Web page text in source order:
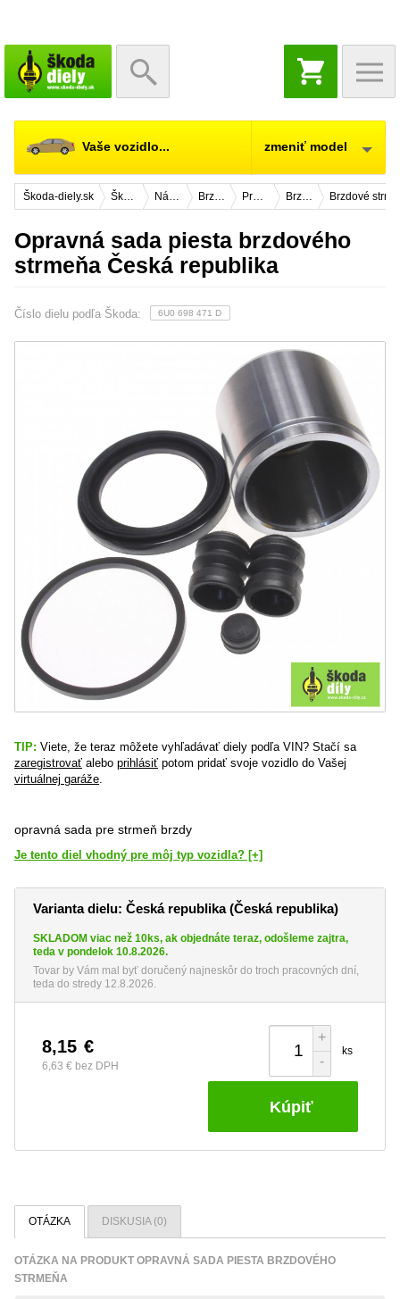
NÁKUPNÝ
KOŠÍK
Vaše vozidlo... zmeniť model
Škoda-diely.sk Škoda Felicia Náhradné diely Brzdový systém Predná náprava Brzdy 236x13mm Brzdové
Opravná sada piesta brzdového
strmeňa Česká republika
Číslo dielu podľa Škoda: 6U0 698 471 D
TIP: Viete, že teraz môžete vyhľadávať diely podľa VIN? Stačí sa
zaregistrovať alebo prihlásiť potom pridať svoje vozidlo do Vašej
virtuálnej garáže
opravná sada pre strmeň brzdy
Je tento diel vhodný pre môj typ vozidla? [+]
Varianta dielu: Česká republika (Česká republika)
SKLADOM viac než 10ks, ak objednáte teraz, odošleme zajtra,
teda v pondelok 10.8.2026.
Tovar by Vám mal byť doručený najneskôr do troch pracovných dní,
teda do stredy 12.8.2026.
8,15 €
6,63 € bez DPH -
+
ks
Kúpiť
OTÁZKA DISKUSIA (0)
OTÁZKA NA PRODUKT OPRAVNÁ SADA PIESTA BRZDOVÉHO
STRMEŇA